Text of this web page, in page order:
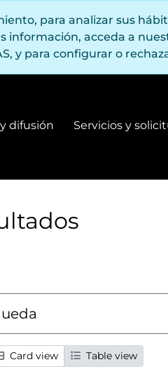
para analizar sus
información, acceda a
y para configurar o
difusión
y difusión
Servicios y
Card view Table view